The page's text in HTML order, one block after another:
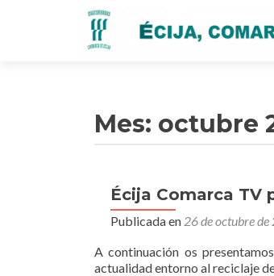
Mes: octubre
Écija Comarca TV
Publicada en 26 de octubre
A continuación os
actualidad entorno al reciclaje